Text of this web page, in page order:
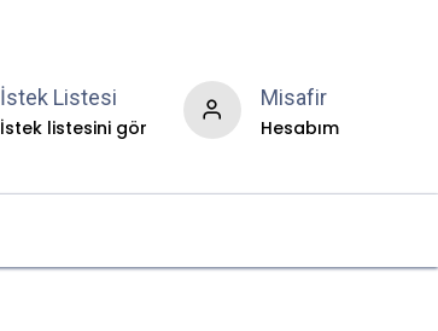
İstek Listesi
İstek listesini gör
Misafir
Hesabım